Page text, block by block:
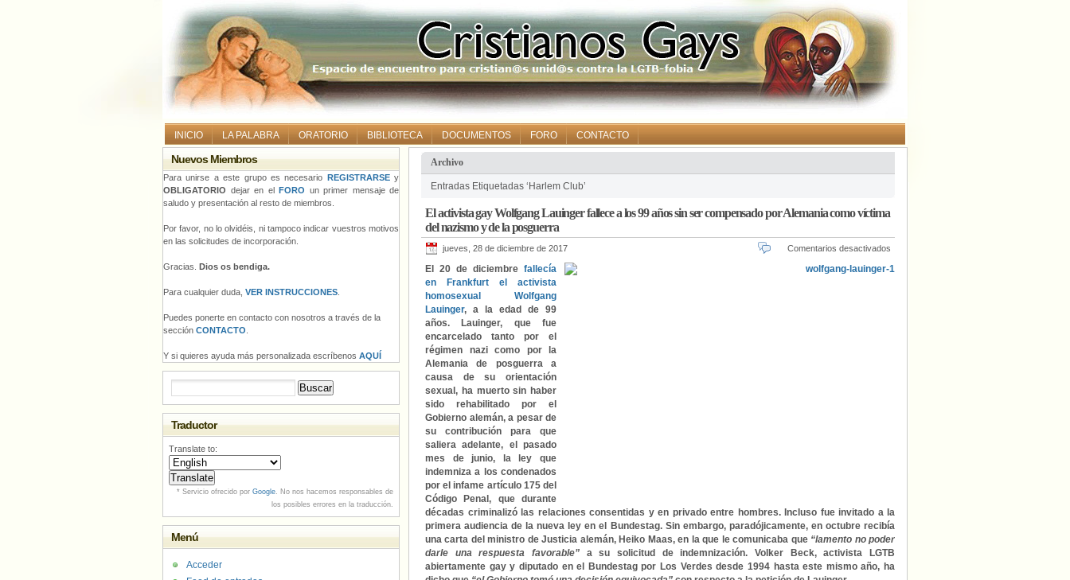
INICIO LA PALABRA ORATORIO BIBLIOTECA DOCUMENTOS FORO CONTACTO
Archivo
Entradas Etiquetadas ‘Harlem Club’
El activista gay Wolfgang Lauinger fallece a los 99 años sin ser compensado por Alemania como víctima
del nazismo y de la posguerra
jueves, 28 de diciembre de 2017 Comentarios desactivados
El 20 de diciembre fallecía
en Frankfurt el activista
homosexual Wolfgang
Lauinger, a la edad de 99
años. Lauinger, que fue
encarcelado tanto por el
régimen nazi como por la
Alemania de posguerra a
causa de su orientación
sexual, ha muerto sin haber
sido rehabilitado por el
Gobierno alemán, a pesar de
su contribución para que
saliera adelante, el pasado
mes de junio, la ley que
indemniza a los condenados
por el infame artículo 175 del
Código Penal, que durante
décadas criminalizó las relaciones consentidas y en privado entre hombres. Incluso fue invitado a la
primera audiencia de la nueva ley en el Bundestag. Sin embargo, paradójicamente, en octubre recibía
una carta del ministro de Justicia alemán, Heiko Maas, en la que le comunicaba que “lamento no poder
darle una respuesta favorable” a su solicitud de indemnización. Volker Beck, activista LGTB
abiertamente gay y diputado en el Bundestag por Los Verdes desde 1994 hasta este mismo año, ha
Nuevos Miembros
Para unirse a este grupo es necesario REGISTRARSEy
OBLIGATORIO dejar en el FORO un primer mensaje de
saludo y presentación al resto de miembros.
Por favor, no lo olvidéis, ni tampoco indicar vuestros motivos
en las solicitudes de incorporación.
Gracias. Dios os bendiga.
Para cualquier duda, VER INSTRUCCIONES
Puedes ponerte en contacto con nosotros a través de la
sección CONTACTO
Y si quieres ayuda más personalizada escríbenos AQUÍ
Traductor
Translate to:
* Servicio ofrecido por Google. No nos hacemos responsables de
los posibles errores en la traducción.
Menú
Acceder